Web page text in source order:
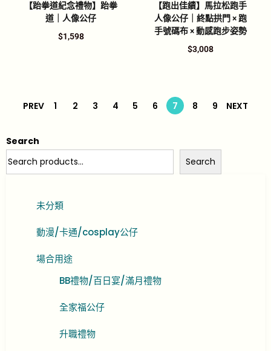
【跆拳道紀念禮物】跆拳
道｜人像公仔
$1,598
【跑出佳績】馬拉松跑手
人像公仔｜終點拱門 × 跑
手號碼布 × 動感跑步姿勢
$3,008
PREV 1 2 3 4 5 6 7 8 9 NEXT
Search
Search
未分類
動漫/卡通/cosplay公仔
場合用途
BB禮物/百日宴/滿月禮物
全家福公仔
升職禮物